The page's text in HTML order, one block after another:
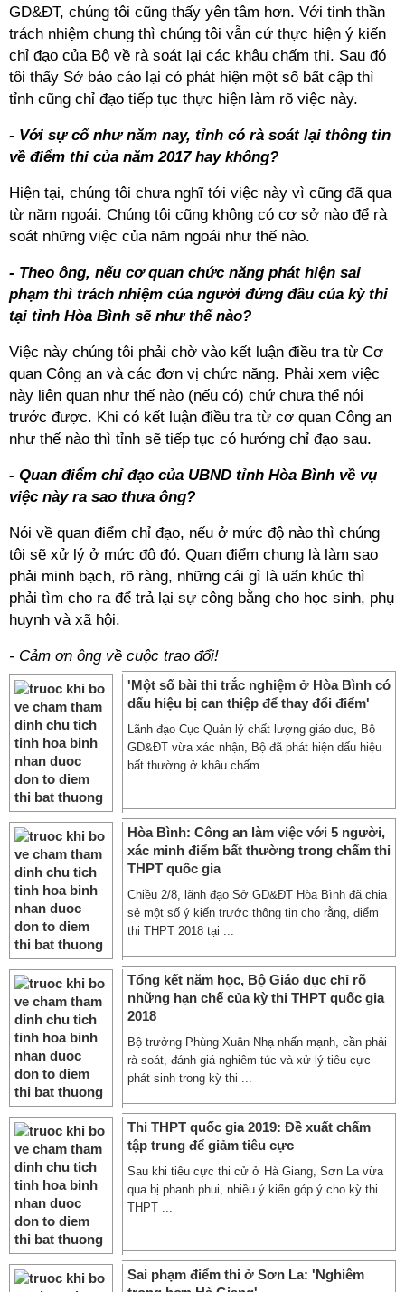
GD&ĐT, chúng tôi cũng thấy yên tâm hơn. Với tinh thần
trách nhiệm chung thì chúng tôi vẫn cứ thực hiện ý kiến
chỉ đạo của Bộ về rà soát lại các khâu chấm thi. Sau đó
tôi thấy Sở báo cáo lại có phát hiện một số bất cập thì
tỉnh cũng chỉ đạo tiếp tục thực hiện làm rõ việc này.
- Với sự cố như năm nay, tỉnh có rà soát lại thông tin
về điểm thi của năm 2017 hay không?
Hiện tại, chúng tôi chưa nghĩ tới việc này vì cũng đã qua
từ năm ngoái. Chúng tôi cũng không có cơ sở nào để rà
soát những việc của năm ngoái như thế nào.
- Theo ông, nếu cơ quan chức năng phát hiện sai
phạm thì trách nhiệm của người đứng đầu của kỳ thi
tại tỉnh Hòa Bình sẽ như thế nào?
Việc này chúng tôi phải chờ vào kết luận điều tra từ Cơ
quan Công an và các đơn vị chức năng. Phải xem việc
này liên quan như thế nào (nếu có) chứ chưa thể nói
trước được. Khi có kết luận điều tra từ cơ quan Công an
như thế nào thì tỉnh sẽ tiếp tục có hướng chỉ đạo sau.
- Quan điểm chỉ đạo của UBND tỉnh Hòa Bình về vụ
việc này ra sao thưa ông?
Nói về quan điểm chỉ đạo, nếu ở mức độ nào thì chúng
tôi sẽ xử lý ở mức độ đó. Quan điểm chung là làm sao
phải minh bạch, rõ ràng, những cái gì là uẩn khúc thì
phải tìm cho ra để trả lại sự công bằng cho học sinh, phụ
huynh và xã hội.
- Cảm ơn ông về cuộc trao đổi!
'Một số bài thi trắc nghiệm ở Hòa Bình có
dấu hiệu bị can thiệp để thay đổi điểm'
Lãnh đạo Cục Quản lý chất lượng giáo dục, Bộ
GD&ĐT vừa xác nhận, Bộ đã phát hiện dấu hiệu
bất thường ở khâu chấm ...
Hòa Bình: Công an làm việc với 5 người,
xác minh điểm bất thường trong chấm thi
THPT quốc gia
Chiều 2/8, lãnh đạo Sở GD&ĐT Hòa Bình đã chia
sẻ một số ý kiến trước thông tin cho rằng, điểm
thi THPT 2018 tại ...
Tổng kết năm học, Bộ Giáo dục chỉ rõ
những hạn chế của kỳ thi THPT quốc gia
2018
Bộ trưởng Phùng Xuân Nhạ nhấn mạnh, cần phải
rà soát, đánh giá nghiêm túc và xử lý tiêu cực
phát sinh trong kỳ thi ...
Thi THPT quốc gia 2019: Đề xuất chấm
tập trung để giảm tiêu cực
Sau khi tiêu cực thi cử ở Hà Giang, Sơn La vừa
qua bị phanh phui, nhiều ý kiến góp ý cho kỳ thi
THPT ...
Sai phạm điểm thi ở Sơn La: 'Nghiêm